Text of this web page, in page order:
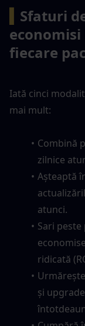
Sfaturi
fiecare
Iată cinci
mai mult:
Combină
zilnice
Așteaptă
atunci.
Sari
ridicată
și